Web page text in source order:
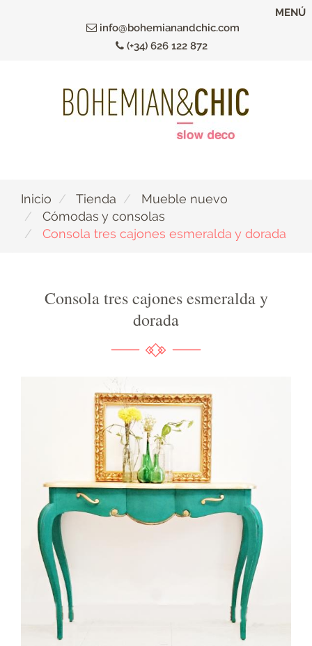
info@bohemianandchic.com
(+34) 626 122 872
MENÚ
Inicio Tienda
Mueble nuevo
Cómodas y consolas
Consola tres cajones esmeralda y dorada
Consola tres cajones esmeralda y
dorada